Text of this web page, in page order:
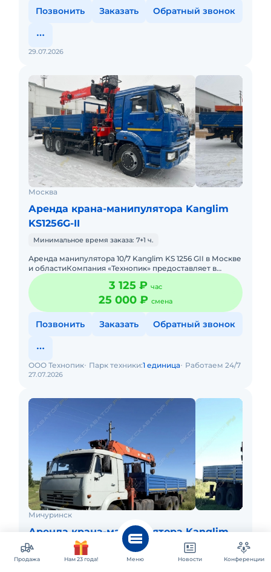
Позвонить Заказать Обратный звонок
29.07.2026
Москва
Аренда крана-манипулятора Kanglim
KS1256G-II
Минимальное время заказа: 7+1 ч.
Аренда манипулятора 10/7 Kanglim KS 1256 GII в Москве
и областиКомпания «Технопик» предоставляет в
аренду манипулятор 10/7 с крано-манипуляторной ус
3 125 ₽ час
25 000 ₽ смена
Позвонить Заказать Обратный звонок
27.07.2026
ООО Технопик Парк техники:1 единица Работаем 24/7
Мичуринск
Аренда крана-манипулятора Kanglim
KS1256G-II
Минимальное время заказа: 2 ч.
Продажа Нам 23 года! Меню Новости Конференции